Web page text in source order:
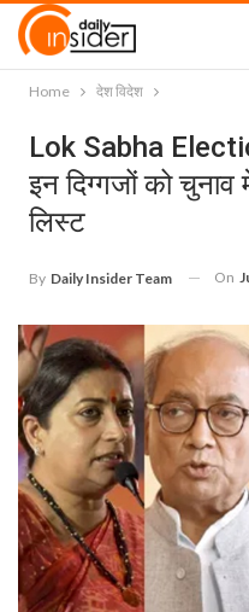
Home देश विदेश
Lok Sabha
इन दिग्गजों को चुनाव
लिस्ट
By Daily Insider Team On